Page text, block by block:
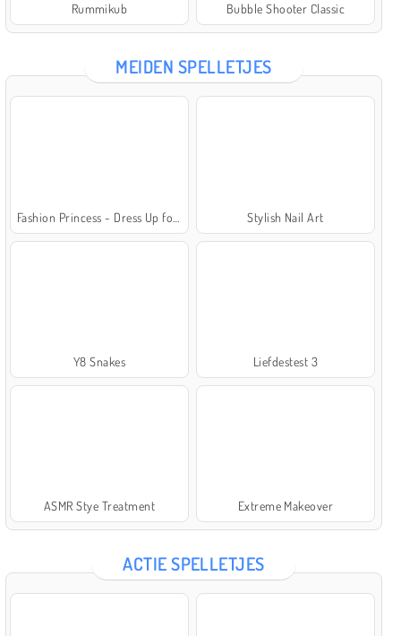
Rummikub Bubble Shooter Classic
MEIDEN SPELLETJES
Stylish Nail Art
Y8 Snakes Liefdestest 3
ASMR Stye Treatment Extreme Makeover
ACTIE SPELLETJES